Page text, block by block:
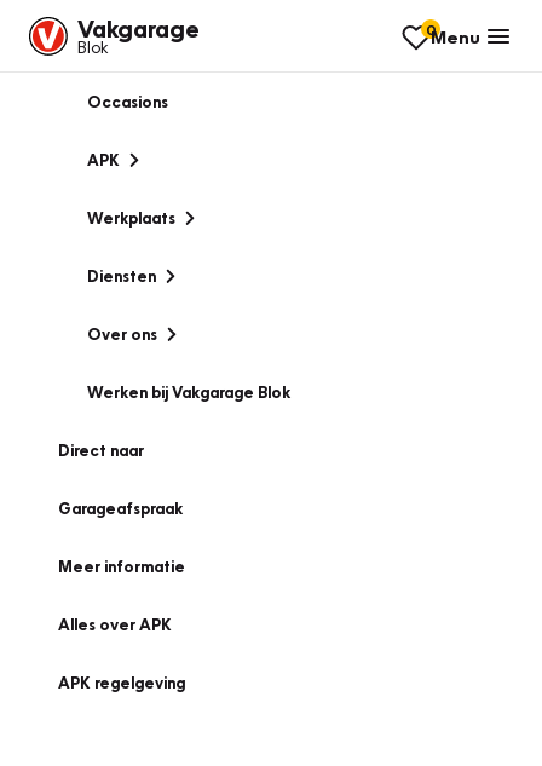
Vakgarage
Blok
0Menu
Occasions
APK
Werkplaats
Diensten
Over ons
Werken bij Vakgarage Blok
Direct naar
Garageafspraak
Meer informatie
Alles over APK
APK regelgeving